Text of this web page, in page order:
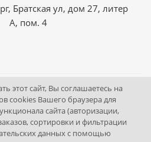
Братская ул, дом 27, литер
А, пом. 4
оборудование Интернет
портал.
Братская ул, дом 27, литер А,
этот сайт, Вы соглашаетесь на
cookies Вашего браузера для
сайта (авторизации,
сортировки и фильтрации
данных с помощью